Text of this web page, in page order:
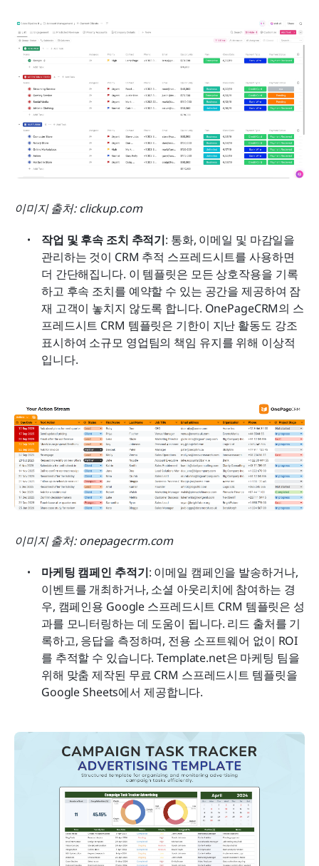
이미지 출처: clickup.com
작업 및 후속 조치 추적기: 통화, 이메일 및 마감일을
관리하는 것이 CRM 추적 스프레드시트를 사용하면
더 간단해집니다. 이 템플릿은 모든 상호작용을 기록
하고 후속 조치를 예약할 수 있는 공간을 제공하여 잠
재 고객이 놓치지 않도록 합니다. OnePageCRM의 스
프레드시트 CRM 템플릿은 기한이 지난 활동도 강조
표시하여 소규모 영업팀의 책임 유지를 위해 이상적
입니다.
이미지 출처: onepagecrm.com
마케팅 캠페인 추적기: 이메일 캠페인을 발송하거나,
이벤트를 개최하거나, 소셜 아웃리치에 참여하는 경
우, 캠페인용 Google 스프레드시트 CRM 템플릿은 성
과를 모니터링하는 데 도움이 됩니다. 리드 출처를 기
록하고, 응답을 측정하며, 전용 소프트웨어 없이 ROI
를 추적할 수 있습니다. Template.net은 마케팅 팀을
위해 맞춤 제작된 무료 CRM 스프레드시트 템플릿을
Google Sheets에서 제공합니다.